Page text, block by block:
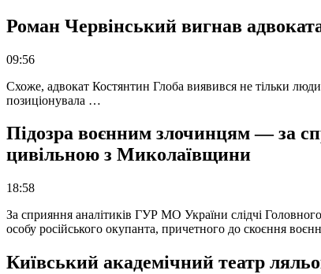
Роман Червінський вигнав
09:56
Схоже, адвокат Костянтин Глоба виявився не тільки
позиціонувала …
Підозра воєнним злочинцям — за
цивільною з Миколаївщини
18:58
За сприяння аналітиків ГУР МО України слідчі
особу російського окупанта, причетного до скоєння
Київський академічний театр